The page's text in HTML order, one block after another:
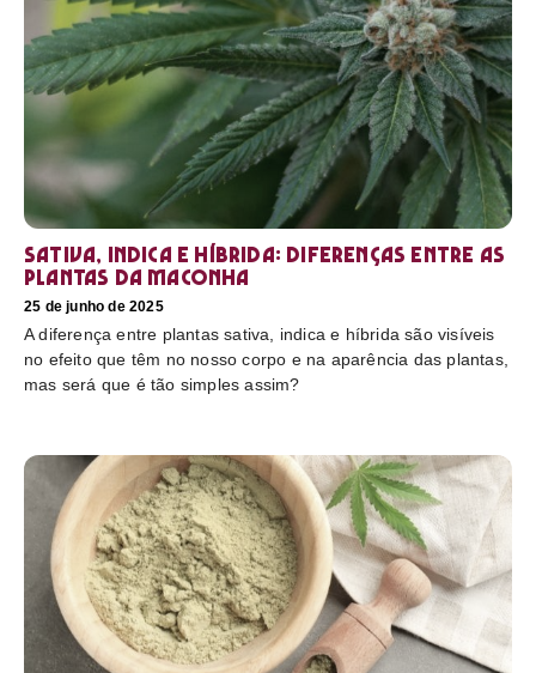
Sativa, Indica e Híbrida: diferenças entre as
plantas da maconha
25 de junho de 2025
A diferença entre plantas sativa, indica e híbrida são visíveis
no efeito que têm no nosso corpo e na aparência das plantas,
mas será que é tão simples assim?